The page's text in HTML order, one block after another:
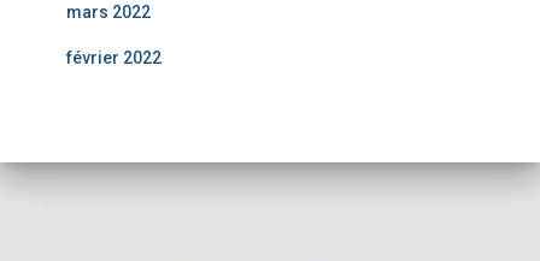
mars 2022
février 2022